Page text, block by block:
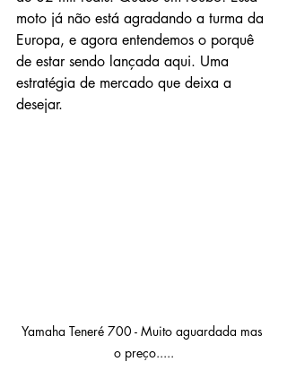
moto já não está agradando a turma da
Europa, e agora entendemos o porquê
de estar sendo lançada aqui. Uma
estratégia de mercado que deixa a
desejar.
Yamaha Teneré 700 - Muito aguardada mas
o preço.....